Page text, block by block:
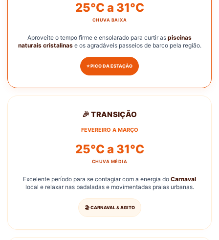
25°C a 31°C
CHUVA BAIXA
Aproveite o tempo firme e ensolarado para curtir as piscinas
naturais cristalinase os agradáveis passeios de barco pela região.
⭐ PICO DA ESTAÇÃO
🎉 TRANSIÇÃO
FEVEREIRO A MARÇO
25°C a 31°C
CHUVA MÉDIA
Excelente período para se contagiar com a energia do Carnaval
local e relaxar nas badaladas e movimentadas praias urbanas.
🏖️ CARNAVAL & AGITO